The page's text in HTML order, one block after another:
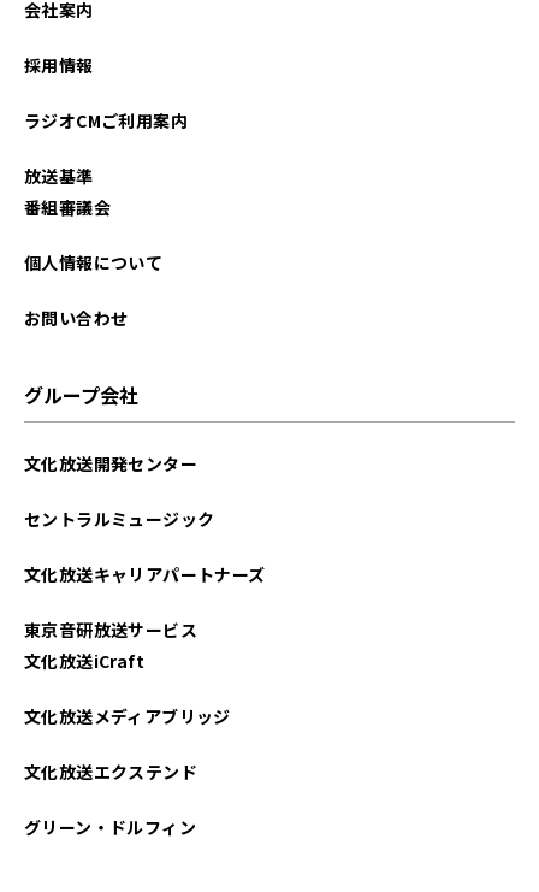
会社案内
採用情報
ラジオCMご利用案内
放送基準
番組審議会
個人情報について
お問い合わせ
グループ会社
文化放送開発センター
セントラルミュージック
文化放送キャリアパートナーズ
東京音研放送サービス
文化放送iCraft
文化放送メディアブリッジ
文化放送エクステンド
グリーン・ドルフィン